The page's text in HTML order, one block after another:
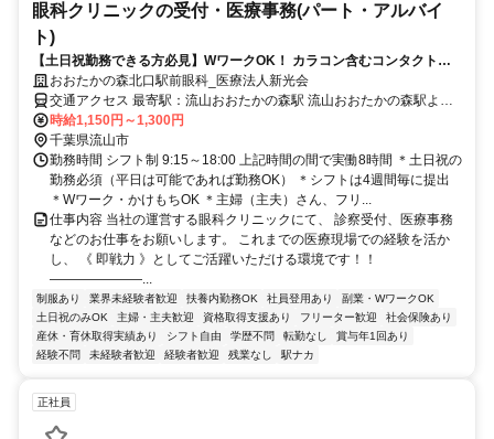
眼科クリニックの受付・医療事務(パート・アルバイ
ト)
【土日祝勤務できる方必見】WワークOK！ カラコン含むコンタクト＆
メガネ6～7割引の社割◎ フリーター活躍中のイチオシバイト◎経験者優
遇
おおたかの森北口駅前眼科_医療法人新光会
交通アクセス 最寄駅：流山おおたかの森駅 流山おおたかの森駅より
徒歩1分 ＜未経験歓迎・週2日からOK＞ ＜主婦さん・フリーターさん
活躍中＞ ＜メガネ・コンタクトの社割あり（ご家族含む）＞ 【勤務
地】 千葉県流山市 おおたかの森北口駅前眼科 敷地内全面禁煙
時給1,150円～1,300円
千葉県流山市
勤務時間 シフト制 9:15～18:00 上記時間の間で実働8時間 ＊土日祝の
勤務必須（平日は可能であれば勤務OK） ＊シフトは4週間毎に提出
＊Wワーク・かけもちOK ＊主婦（主夫）さん、フリ...
仕事内容 当社の運営する眼科クリニックにて、 診察受付、医療事務
などのお仕事をお願いします。 これまでの医療現場での経験を活か
し、 《 即戦力 》としてご活躍いただける環境です！！
―――――――...
制服あり 業界未経験者歓迎 扶養内勤務OK 社員登用あり
副業・WワークOK
土日祝のみOK
主婦・主夫歓迎 資格取得支援あり フリーター歓迎
社会保険あり
産休・育休取得実績あり
シフト自由 学歴不問 転勤なし
賞与年1回あり
経験不問
未経験者歓迎 経験者歓迎 残業なし 駅ナカ
正社員